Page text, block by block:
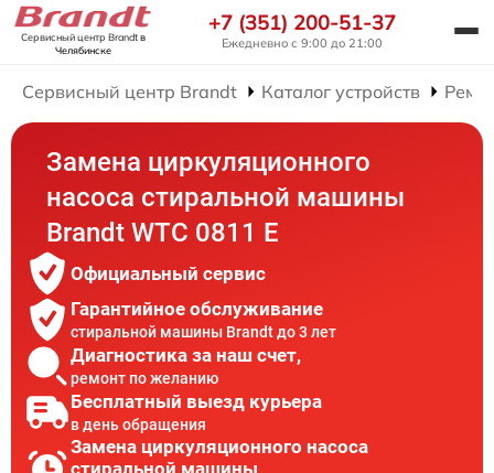
Сервисный центр Brandtв
Челябинске
+7 (351) 200-51-37
Ежедневно с 9:00 до 21:00
Сервисный центр Brandt Каталог устройств
Замена циркуляционного
насоса стиральной машины
Brandt WTC 0811 E
Официальный сервис
Гарантийное обслуживание
стиральной машины Brandt до 3 лет
Диагностика за наш счет,
ремонт по желанию
Бесплатный выезд курьера
в день обращения
Замена циркуляционного насоса